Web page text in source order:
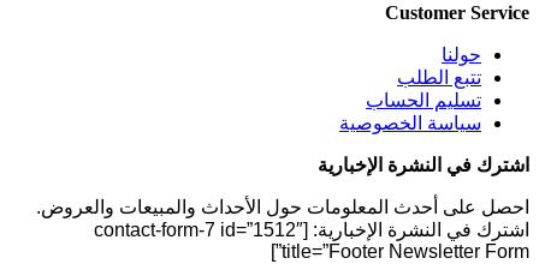
Customer Service
حولنا
تتبع الطلب
تسليم الحساب
سياسة الخصوصية
اشترك في النشرة الإخبارية
احصل على أحدث المعلومات حول الأحداث والمبيعات والعروض.
اشترك في النشرة الإخبارية: [contact-form-7 id=”1512″
title=”Footer Newsletter Form”]